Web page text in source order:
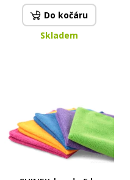
Do kočáru
Skladem